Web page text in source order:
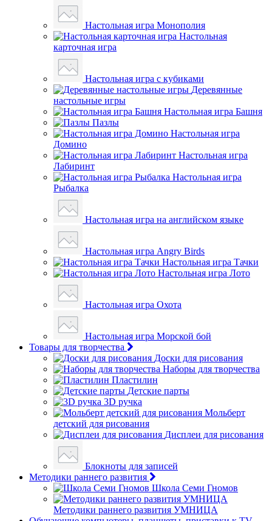
Настольная игра Монополия
Настольная
карточная игра
Настольная игра с кубиками
Деревянные
настольные игры
Настольная игра Башня
Пазлы
Настольная игра
Домино
Настольная игра
Лабиринт
Настольная игра
Рыбалка
Настольная игра на английском языке
Настольная игра Angry Birds
Настольная игра Тачки
Настольная игра Лото
Настольная игра Охота
Настольная игра Морской бой
Товары для творчества
Доски для рисования
Наборы для творчества
Пластилин
Детские парты
3D ручка
Мольберт
детский для рисования
Дисплеи для рисования
Блокноты для записей
Методики раннего развития
Школа Семи Гномов
Методики раннего развития УМНИЦА